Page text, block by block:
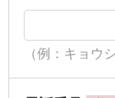
（例：キョウ